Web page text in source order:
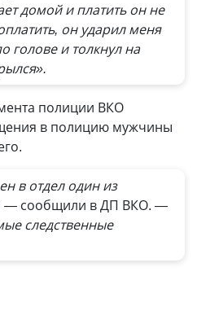
домой и платить он не
он ударил меня
голове и толкнул на
полиции ВКО
в полицию мужчины
в отдел один из
— сообщили в ДП ВКО. —
следственные